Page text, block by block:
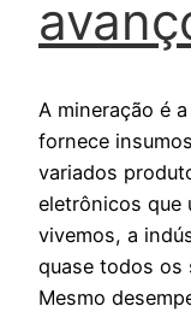
A mineração é
fornece
variados
eletrônicos que
vivemos, a
quase todos os
Mesmo